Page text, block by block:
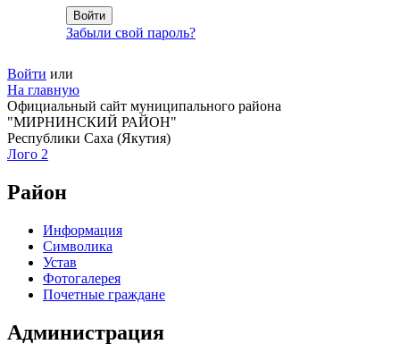
Забыли свой пароль?
Войти или
На главную
Официальный сайт муниципального района
"МИРНИНСКИЙ РАЙОН"
Республики Саха (Якутия)
Лого 2
Район
Информация
Символика
Устав
Фотогалерея
Почетные граждане
Администрация